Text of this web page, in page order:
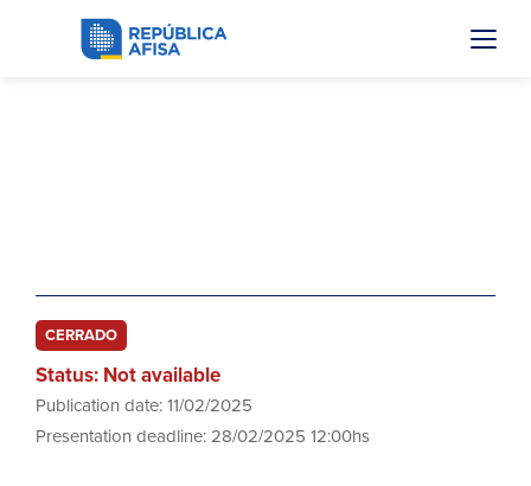
CERRADO
Status: Not available
Publication date: 11/02/2025
Presentation deadline: 28/02/2025 12:00hs